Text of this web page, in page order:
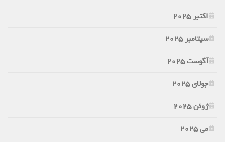
اکتبر 2025
سپتامبر 2025
آگوست 2025
جولای 2025
ژوئن 2025
می 2025